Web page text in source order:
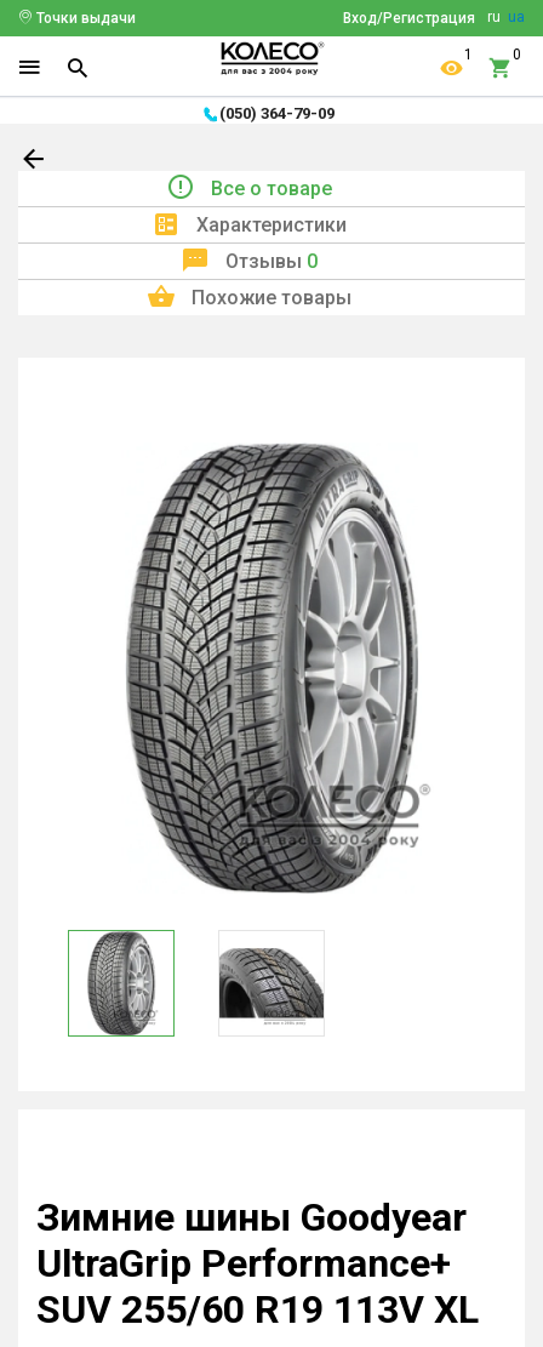
ru ua
Вход/Регистрация
Точки выдачи
1 0
(050) 364-79-09
Все о товаре
Характеристики
Отзывы 0
Похожие товары
Зимние шины Goodyear
UltraGrip Performance+
SUV 255/60 R19 113V XL